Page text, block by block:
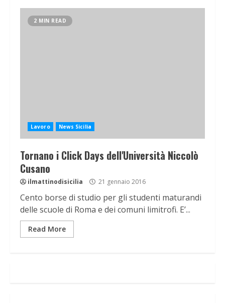
2 MIN READ
Lavoro News Sicilia
Tornano i Click Days dell'Università Niccolò
Cusano
ilmattinodisicilia 21 gennaio 2016
Cento borse di studio per gli studenti maturandi
delle scuole di Roma e dei comuni limitrofi. E’...
Read More